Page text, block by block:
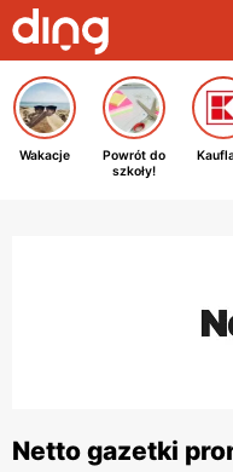
Wakacje
Powrót do
szkoły!
Netto gazetki